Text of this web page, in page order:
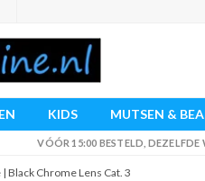
KIDS MUTSEN &
VÓÓR 15:00 BESTELD,
Black Chrome Lens Cat. 3